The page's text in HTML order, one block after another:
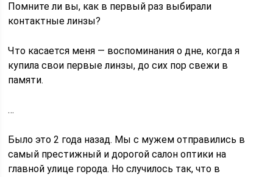
Помните ли вы, как в первый раз выбирали
контактные линзы?
Что касается меня — воспоминания о дне, когда я
купила свои первые линзы, до сих пор свежи в
памяти.
…
Было это 2 года назад. Мы с мужем отправились в
самый престижный и дорогой салон оптики на
главной улице города. Но случилось так, что в